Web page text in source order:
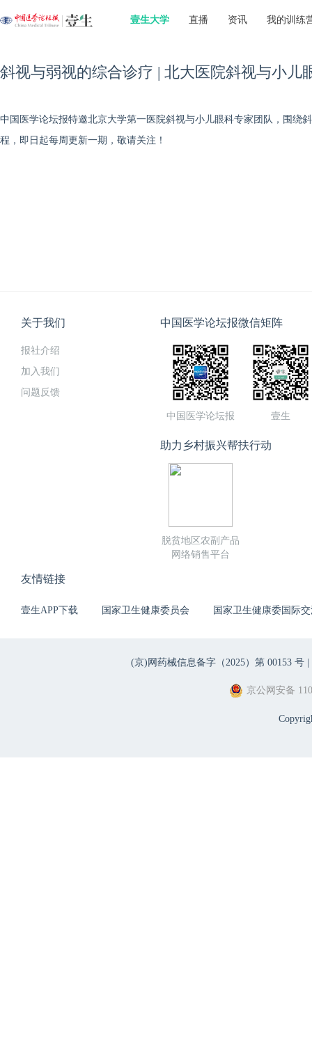
壹生大学 直播 资讯 我的训练
斜视与弱视的综合诊疗 | 北大医院斜视与小儿
中国医学论坛报特邀北京大学第一医院斜视与小儿眼科专家团队，围绕
程，即日起每周更新一期，敬请关注！
关于我们
报社介绍
加入我们
问题反馈
中国医学论坛报微信矩阵
中国医学论坛报 壹生
助力乡村振兴帮扶行动
脱贫地区农副产品
网络销售平台
友情链接
壹生APP下载 国家卫生健康委员会 国家卫生健康委国际
(京)网药械信息备字（2025）第 00153 号 |
京公网安备